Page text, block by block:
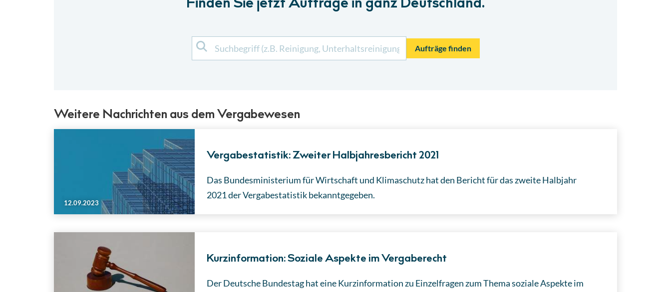
Finden Sie jetzt Aufträge in ganz Deutschland.
Aufträge finden
Weitere Nachrichten aus dem Vergabewesen
12.09.2023
Vergabestatistik: Zweiter Halbjahresbericht 2021
Das Bundesministerium für Wirtschaft und Klimaschutz hat den Bericht für das zweite Halbjahr
2021 der Vergabestatistik bekanntgegeben.
Kurzinformation: Soziale Aspekte im Vergaberecht
Der Deutsche Bundestag hat eine Kurzinformation zu Einzelfragen zum Thema soziale Aspekte im